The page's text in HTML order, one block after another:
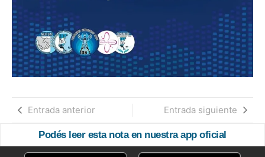
Entrada anterior Entrada siguiente
Podés leer esta nota en nuestra app oficial